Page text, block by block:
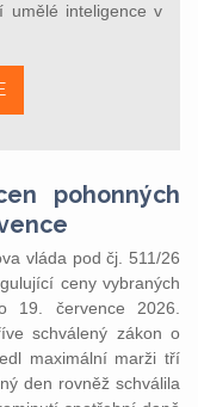
umělé inteligence v
pohonných
vláda pod čj. 511/26
ceny vybraných
19. července 2026.
schválený zákon o
maximální marži tří
den rovněž schválila